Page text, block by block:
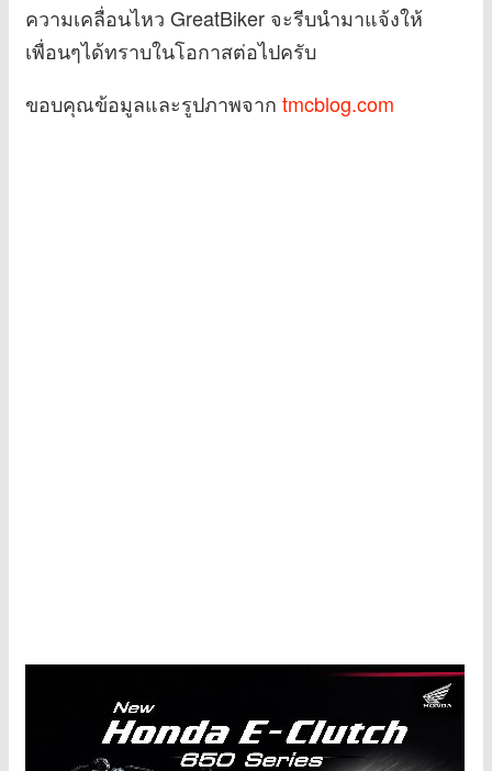
ความเคลื่อนไหว GreatBiker จะรีบนำมาแจ้งให้
เพื่อนๆได้ทราบในโอกาสต่อไปครับ
ขอบคุณข้อมูลและรูปภาพจาก tmcblog.com